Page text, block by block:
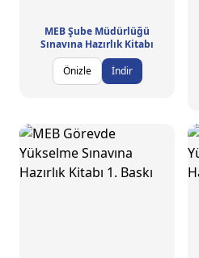
MEB Şube Müdürlüğü
Sınavına Hazırlık Kitabı
Önizle
İndir